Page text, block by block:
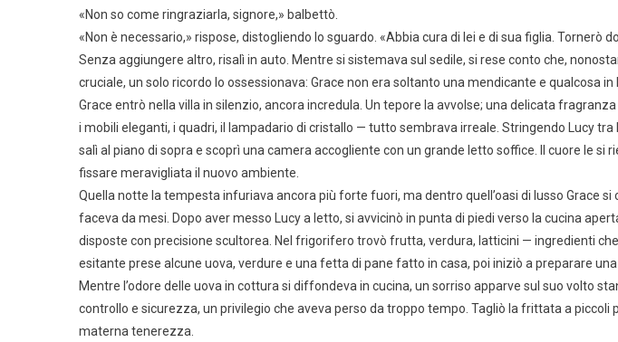
«Non so come ringraziarla, signore,» balbettò.
«Non è necessario,» rispose, distogliendo lo sguardo. «Abbia cura di lei e di sua figlia. Tornerò
Senza aggiungere altro, risalì in auto. Mentre si sistemava sul sedile, si rese conto che,
cruciale, un solo ricordo lo ossessionava: Grace non era soltanto una mendicante e qualcosa
Grace entrò nella villa in silenzio, ancora incredula. Un tepore la avvolse; una delicata
i mobili eleganti, i quadri, il lampadario di cristallo — tutto sembrava irreale. Stringendo Lucy tra
salì al piano di sopra e scoprì una camera accogliente con un grande letto soffice. Il cuore le si
fissare meravigliata il nuovo ambiente.
Quella notte la tempesta infuriava ancora più forte fuori, ma dentro quell’oasi di lusso Grace si
faceva da mesi. Dopo aver messo Lucy a letto, si avvicinò in punta di piedi verso la cucina
disposte con precisione scultorea. Nel frigorifero trovò frutta, verdura, latticini — ingredienti
esitante prese alcune uova, verdure e una fetta di pane fatto in casa, poi iniziò a preparare
Mentre l’odore delle uova in cottura si diffondeva in cucina, un sorriso apparve sul suo volto
controllo e sicurezza, un privilegio che aveva perso da troppo tempo. Tagliò la frittata a piccoli
materna tenerezza.